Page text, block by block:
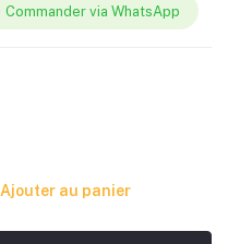
Commander via WhatsApp
Ajouter au panier